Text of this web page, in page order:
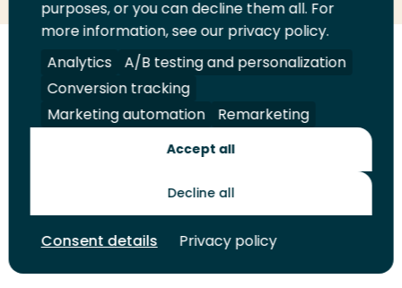
LinkedIn
TwitterFacebook
paginapagina
Volg
ons
op
LinkedIn
Volg
ons
op
Facebook
Volg
ons
op
YouTube
Volg
ons
op
Instagram
Juridisch Security A-Z Index
Contact
Toekomstmakers
purposes, or you can decline them all. For
more information, see our privacy policy.
Analytics
A/B testing and personalization
Conversion tracking
Marketing automation
Remarketing
Accept all
Decline all
Consent details Privacy policy